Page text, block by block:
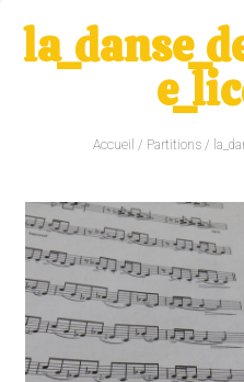
Accueil / Partitions /